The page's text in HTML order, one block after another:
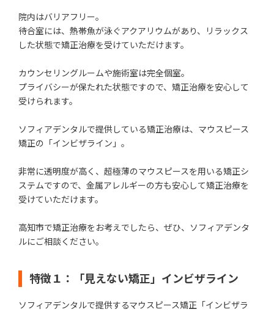
院内はバリアフリー。
待合室には、熱帯魚が泳ぐアクアリウムがあり、リラックス
した状態で矯正治療を受けていただけます。
カウンセリングルームや施術室は完全個室。
プライバシーが保たれた状態ですので、矯正治療を安心して
受けられます。
ソフィアデンタルで提供している矯正治療は、マウスピース
矯正の「インビザライン」。
非常に透明度が高く、超極薄のマウスピースを用いる矯正シ
ステムですので、金属アレルギーの方も安心して矯正治療を
受けていただけます。
高知市で矯正治療をお考えでしたら、ぜひ、ソフィアデンタ
ルにご相談ください。
特徴１：「見えない矯正」インビザライン
ソフィアデンタルで提供するマウスピース矯正「インビザラ